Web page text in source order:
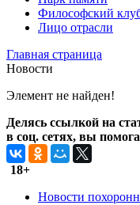
Философский
Лицо отрасли
Главная страница
Новости
Элемент не найден!
Делясь ссылкой на
в соц. сетях, вы
18+
Новости